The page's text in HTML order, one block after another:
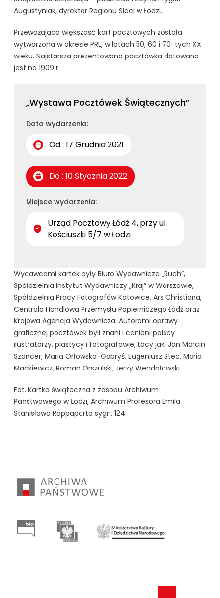
Augustyniak, dyrektor Regionu Sieci w Łodzi.
Przeważająca większość kart pocztowych została
wytworzona w okresie PRL, w latach 50, 60 i 70-tych XX
wieku. Najstarsza prezentowana pocztówka datowana
jest na 1909 r.
„Wystawa Pocztówek Świątecznych”
Data wydarzenia:
Od : 17 Grudnia 2021
Do : 10 Stycznia 2022
Miejsce wydarzenia:
Urząd Pocztowy Łódź 4, przy ul.
Kościuszki 5/7 w Łodzi
Wydawcami kartek były Biuro Wydawnicze „Ruch”,
Spółdzielnia Instytut Wydawniczy „Kraj” w Warszawie,
Spółdzielnia Pracy Fotografów Katowice, Ars Christiana,
Centrala Handlowa Przemysłu Papierniczego Łódź oraz
Krajowa Agencja Wydawnicza. Autorami oprawy
graficznej pocztówek byli znani i cenieni polscy
ilustratorzy, plastycy i fotografowie, tacy jak: Jan Marcin
Szancer, Maria Orłowska-Gabryś, Eugeniusz Stec, Maria
Mackiewicz, Roman Orszulski, Jerzy Wendołowski.
Fot. Kartka świąteczna z zasobu Archiwum
Państwowego w Łodzi, Archiwum Profesora Emila
Stanisława Rappaporta sygn. 124.